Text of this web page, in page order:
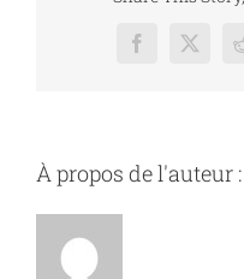
les
Facebook
X
À propos de l'auteur :